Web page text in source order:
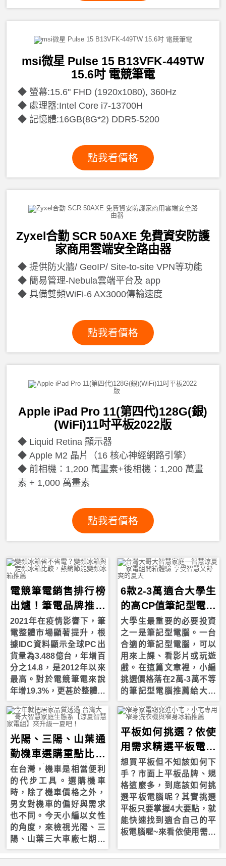
msi微星 Pulse 15 B13VFK-449TW
15.6吋 電競筆電
螢幕:15.6" FHD (1920x1080), 360Hz
處理器:Intel Core i7-13700H
記憶體:16GB(8G*2) DDR5-5200
點我看價格
Zyxel合勤 SCR 50AXE 免費資安防護
家商用雲端安全路由器
提供防火牆/ GeoIP/ Site-to-site VPN等功能
簡易管理-Nebula雲端平台及 app
具備雙頻WiFi-6 AX3000傳輸速度
點我看價格
Apple iPad Pro 11(第四代)128G(銀)
(WiFi)11吋平板2022版
Liquid Retina 顯示器
Apple M2 晶片（16 核心神經網路引擎）
前相機：1,200 萬畫素+後相機：1,200 萬畫
素 + 1,000 萬畫素
點我看價格
電競筆電銷售排行榜
出爐！筆電品牌推薦
ASUS、ACER、MSI
2021年在疫情影響下，筆
電整體市場顯著提升，根
據IDC資料顯示全球PC出
貨量為3.488億台，年增百
分之14.8，是2012年以來
最高。對於電競筆電來說
年增19.3%，更甚於整體筆
電銷售，小編今天要跟各
位分享2022年myfone購物
銷售前五大電競筆電以及
品牌，其產品主要特色分
析，近期打算要入手電競
筆電的人千萬別錯過了！
6款2-3萬適合大學生
的高CP值筆記型電腦
推薦 2023
大學生最重要的必要投資
之一是筆記型電腦。一台
合適的筆記型電腦，可以
用來上課、看影片或玩遊
戲。在這篇文章裡，小編
挑選價格落在2萬-3萬不等
的筆記型電腦推薦給大學
生們，大家可再依使用需
求找出適合自己在學習與
休閒時都能通用的筆記型
電腦喔！
光陽、三陽、山葉通
勤機車選購重點比較
與8款女用機車推薦
2023
在台灣，機車是相當便利
的代步工具。選購機車
時，除了機車價格之外，
男女對機車的偏好與需求
也不同。今天小編以女性
的角度，來檢視光陽、三
陽、山葉三大車廠七期燃
油機車特色和車款比較，
平板如何挑選？依使
用需求精選平板電腦
推薦，入手平板必
看！
想買平板但不知該如何下
手？市面上平板品牌、規
格這麼多，到底該如何挑
選平板電腦呢？其實挑選
平板只要掌握4大要點，就
能快速找到適合自己的平
板電腦喔~來看依使用需求